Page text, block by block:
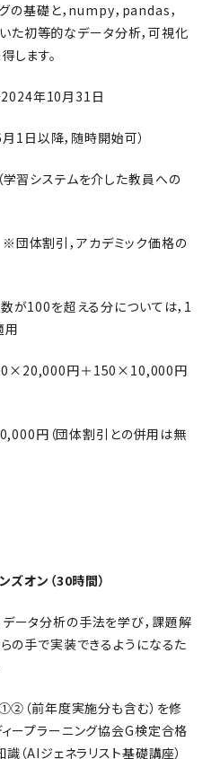
基礎と，numpy，pandas，
初等的なデータ分析，可視化
します。
年10月31日
1日以降，随時開始可）
習システムを介した教員への
体割引，アカデミック価格の
が100を超える分については，1
用
円＋150×10,000円
円（団体割引との併用は無
オン（30時間）
ータ分析の手法を学び，課題解
の手で実装できるようになるた
（前年度実施分も含む）を修
ィープラーニング協会G検定合格
（AIジェネラリスト基礎講座）